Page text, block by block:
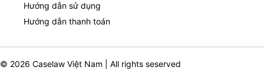
Hướng dẫn sử dụng
Hướng dẫn thanh toán
© 2026 Caselaw Việt Nam | All rights seserved